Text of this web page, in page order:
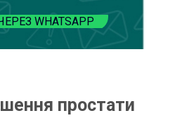
WHATSAPP
простати